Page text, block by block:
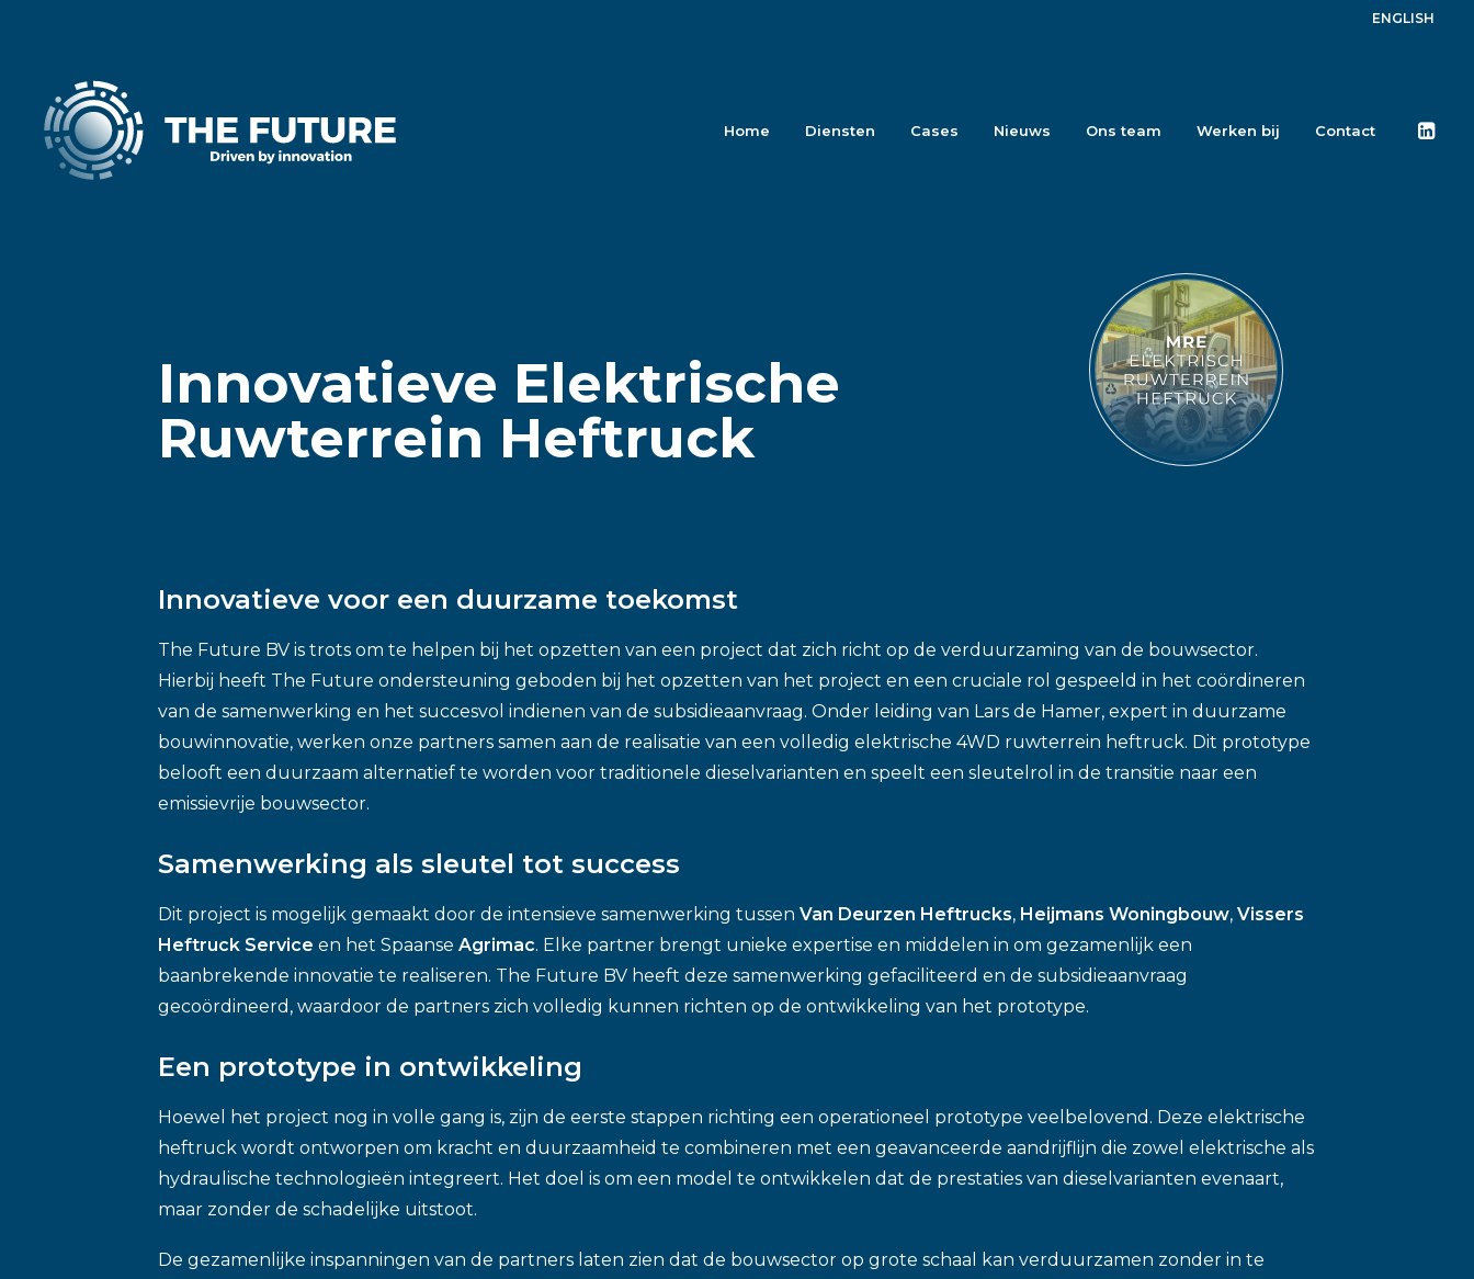
ENGLISH
Home Diensten Cases Nieuws Ons team Werken bij Contact
Innovatieve Elektrische
Ruwterrein Heftruck
Innovatieve voor een duurzame toekomst
The Future BV is trots om te helpen bij het opzetten van een project dat zich richt op de verduurzaming van de bouwsector.
Hierbij heeft The Future ondersteuning geboden bij het opzetten van het project en een cruciale rol gespeeld in het coördineren
van de samenwerking en het succesvol indienen van de subsidieaanvraag. Onder leiding van Lars de Hamer, expert in duurzame
bouwinnovatie, werken onze partners samen aan de realisatie van een volledig elektrische 4WD ruwterrein heftruck. Dit prototype
belooft een duurzaam alternatief te worden voor traditionele dieselvarianten en speelt een sleutelrol in de transitie naar een
emissievrije bouwsector.
Samenwerking als sleutel tot success
Dit project is mogelijk gemaakt door de intensieve samenwerking tussen Van Deurzen Heftrucks, Heijmans Woningbouw, Vissers
Heftruck Service en het Spaanse Agrimac. Elke partner brengt unieke expertise en middelen in om gezamenlijk een
baanbrekende innovatie te realiseren. The Future BV heeft deze samenwerking gefaciliteerd en de subsidieaanvraag
gecoördineerd, waardoor de partners zich volledig kunnen richten op de ontwikkeling van het prototype.
Een prototype in ontwikkeling
Hoewel het project nog in volle gang is, zijn de eerste stappen richting een operationeel prototype veelbelovend. Deze elektrische
heftruck wordt ontworpen om kracht en duurzaamheid te combineren met een geavanceerde aandrijflijn die zowel elektrische als
hydraulische technologieën integreert. Het doel is om een model te ontwikkelen dat de prestaties van dieselvarianten evenaart,
maar zonder de schadelijke uitstoot.
De gezamenlijke inspanningen van de partners laten zien dat de bouwsector op grote schaal kan verduurzamen zonder in te